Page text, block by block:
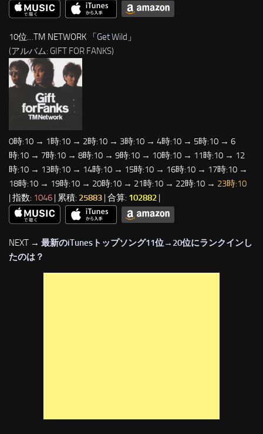
10位…TM NETWORK 「Get Wild 」
(アルバム: GIFT FOR FANKS)
0時:10 → 1時:10 → 2時:10 → 3時:10 → 4時:10 → 5時:10 → 6
時:10 → 7時:10 → 8時:10 → 9時:10 → 10時:10 → 11時:10 → 12
時:10 → 13時:10 → 14時:10 → 15時:10 → 16時:10 → 17時:10 →
18時:10 → 19時:10 → 20時:10 → 21時:10 → 22時:10 → 23時:10
| 指数: 1046 | 累積: 25883 | 合算: 102882
NEXT → 最新のiTunesトップソング11位→20位にランクインし
たのは？